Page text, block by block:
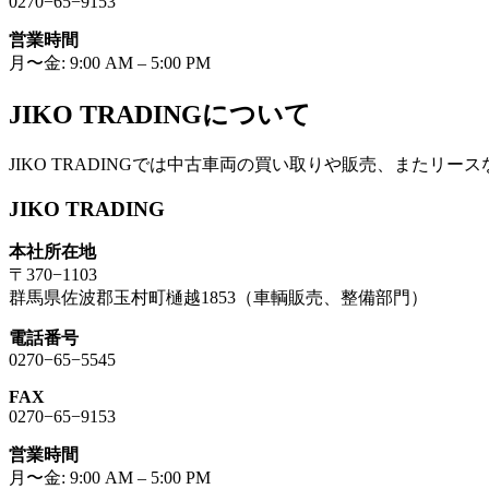
営業時間
月〜金: 9:00 AM – 5:00 PM
JIKO TRADINGについて
JIKO TRADINGでは中古車両の買い取りや販売、またリース
JIKO TRADING
本社所在地
〒370−1103
群馬県佐波郡玉村町樋越1853（車輌販売、整備部門）
電話番号
0270−65−5545
FAX
0270−65−9153
営業時間
月〜金: 9:00 AM – 5:00 PM